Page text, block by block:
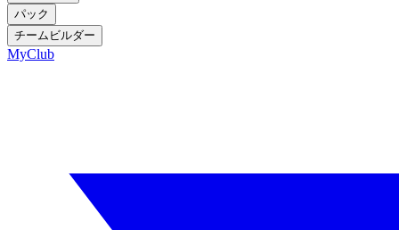
パック
チームビルダー
MyClub